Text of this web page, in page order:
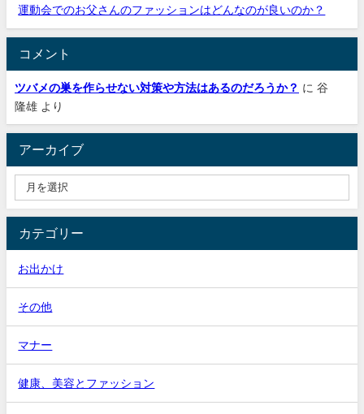
運動会でのお父さんのファッションはどんなのが良いのか？
コメント
ツバメの巣を作らせない対策や方法はあるのだろうか？ に 谷
隆雄 より
アーカイブ
カテゴリー
お出かけ
その他
マナー
健康、美容とファッション